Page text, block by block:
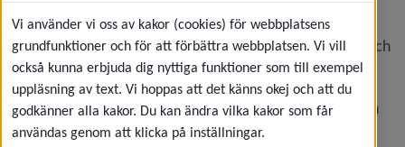
Hörnefors centralskola är en F–9-skola med cirka 400
elever. Skolan ligger underbart vackert vid skogskanten och
ett stenkast från havet. Här finns tillgång till simhall,
konstgräsplan och skidspår. Det pedagogiska arbetet
genomsyras av ett medvetet ledarskap, engagemang och
samarbete mellan personal, elever, föräldrar och fritids.
Vi använder vi oss av kakor (cookies) för webbplatsens
grundfunktioner och för att förbättra webbplatsen. Vi vill
också kunna erbjuda dig nyttiga funktioner som till exempel
uppläsning av text. Vi hoppas att det känns okej och att du
godkänner alla kakor. Du kan ändra vilka kakor som får
användas genom att klicka på inställningar.